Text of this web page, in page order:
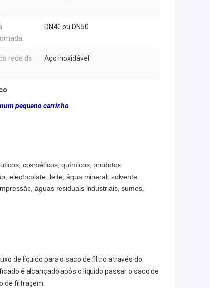
DN40 ou DN50
rede do
Aço inoxidável
pequeno carrinho
cosméticos, químicos, produtos
electroplate, leite, água mineral, solvente
águas residuais industriais, sumos,
de líquido para o saco de filtro através do
é alcançado após o líquido passar o saco de
de filtragem.